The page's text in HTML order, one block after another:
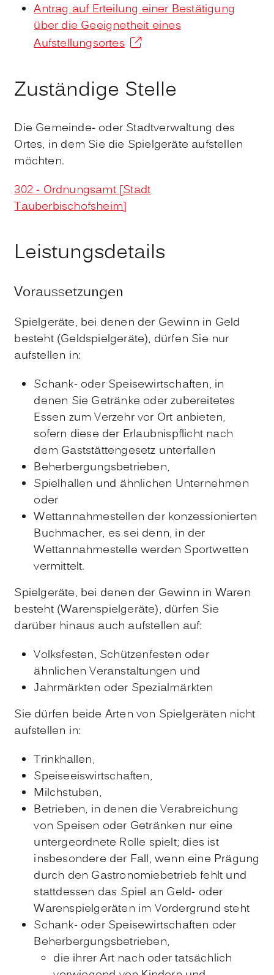
Antrag auf Erteilung einer Bestätigung
über die Geeignetheit eines
Aufstellungsortes
Zuständige Stelle
Die Gemeinde- oder Stadtverwaltung des
Ortes, in dem Sie die Spielgeräte aufstellen
möchten.
302 - Ordnungsamt [Stadt
Tauberbischofsheim]
Leistungsdetails
Voraussetzungen
Spielgeräte, bei denen der Gewinn in Geld
besteht (Geldspielgeräte), dürfen Sie nur
aufstellen in:
Schank- oder Speisewirtschaften, in
denen Sie Getränke oder zubereitetes
Essen zum Verzehr vor Ort anbieten,
sofern diese der Erlaubnispflicht nach
dem Gaststättengesetz unterfallen
Beherbergungsbetrieben,
Spielhallen und ähnlichen Unternehmen
oder
Wettannahmestellen der konzessionierten
Buchmacher, es sei denn, in der
Wettannahmestelle werden Sportwetten
vermittelt.
Spielgeräte, bei denen der Gewinn in Waren
besteht (Warenspielgeräte), dürfen Sie
darüber hinaus auch aufstellen auf:
Volksfesten, Schützenfesten oder
ähnlichen Veranstaltungen und
Jahrmärkten oder Spezialmärkten
Sie dürfen beide Arten von Spielgeräten nicht
aufstellen in:
Trinkhallen,
Speiseeiswirtschaften,
Milchstuben,
Betrieben, in denen die Verabreichung
von Speisen oder Getränken nur eine
untergeordnete Rolle spielt; dies ist
insbesondere der Fall, wenn eine Prägung
durch den Gastronomiebetrieb fehlt und
stattdessen das Spiel an Geld- oder
Warenspielgeräten im Vordergrund steht
Schank- oder Speisewirtschaften oder
Beherbergungsbetrieben,
die ihrer Art nach oder tatsächlich